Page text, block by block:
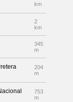
km
2
km
345
m
204
m
753
m